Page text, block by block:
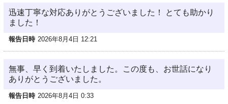
迅速丁寧な対応ありがとうございました！ とても助かり
ました！
報告日時 2026年8月4日 12:21
無事、早く到着いたしました。この度も、お世話になり
ありがとうございました。
報告日時 2026年8月4日 0:33